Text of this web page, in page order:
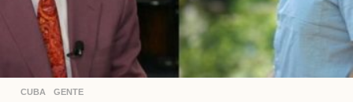
CUBA ,GENTE